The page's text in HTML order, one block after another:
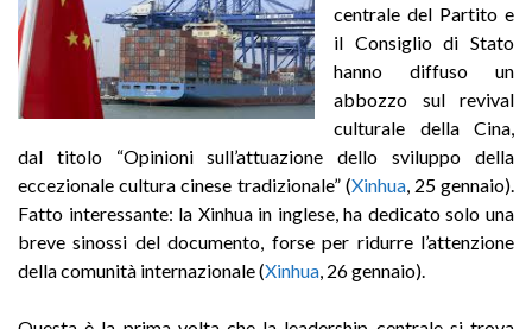
centrale del Partito e
il Consiglio di Stato
hanno diffuso un
abbozzo sul revival
culturale della Cina,
dal titolo “Opinioni sull’attuazione dello sviluppo della
eccezionale cultura cinese tradizionale” (Xinhua, 25 gennaio).
Fatto interessante: la Xinhua in inglese, ha dedicato solo una
breve sinossi del documento, forse per ridurre l’attenzione
della comunità internazionale (Xinhua , 26 gennaio).